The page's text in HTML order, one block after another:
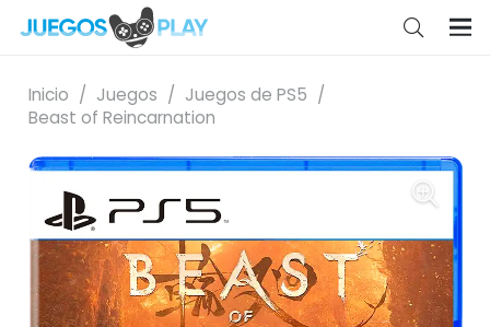
Inicio / Juegos / Juegos de PS5 /
Beast of Reincarnation